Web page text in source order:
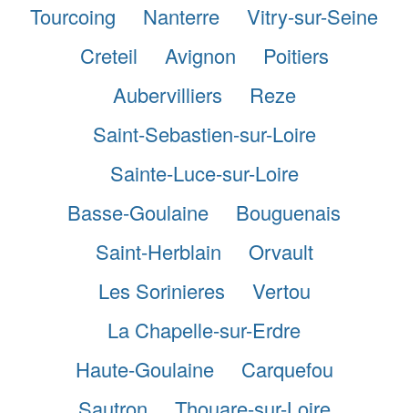
Tourcoing
Nanterre
Vitry-sur-Seine
Creteil
Avignon
Poitiers
Aubervilliers
Reze
Saint-Sebastien-sur-Loire
Sainte-Luce-sur-Loire
Basse-Goulaine
Bouguenais
Saint-Herblain
Orvault
Les Sorinieres
Vertou
La Chapelle-sur-Erdre
Haute-Goulaine
Carquefou